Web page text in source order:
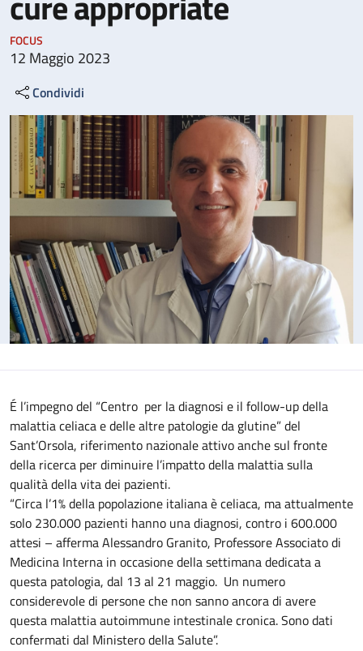
FOCUS
12 Maggio 2023
Condividi
É l’impegno del “Centro per la diagnosi e il follow-up della
malattia celiaca e delle altre patologie da glutine” del
Sant’Orsola, riferimento nazionale attivo anche sul fronte
della ricerca per diminuire l’impatto della malattia sulla
qualità della vita dei pazienti.
“Circa l’1% della popolazione italiana è celiaca, ma attualmente
solo 230.000 pazienti hanno una diagnosi, contro i 600.000
attesi – afferma Alessandro Granito, Professore Associato di
Medicina Interna in occasione della settimana dedicata a
questa patologia, dal 13 al 21 maggio. Un numero
considerevole di persone che non sanno ancora di avere
questa malattia autoimmune intestinale cronica. Sono dati
confermati dal Ministero della Salute”.